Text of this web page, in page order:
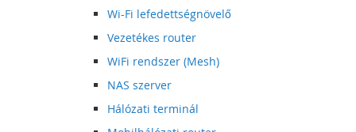
Wi-Fi lefedettségnövelő
Vezetékes router
WiFi rendszer (Mesh)
NAS szerver
Hálózati terminál